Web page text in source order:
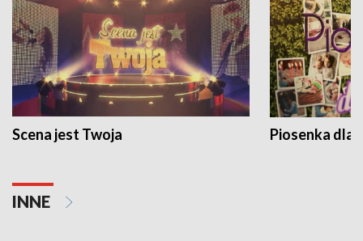
Scena jest Twoja Piosenka dla
INNE